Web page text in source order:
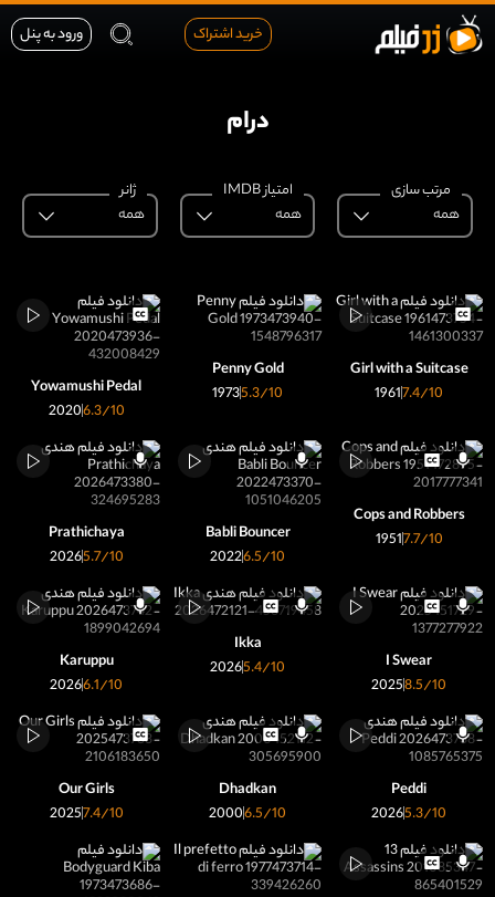
خرید اشتراک ورود به پنل
درام
مرتب سازی
همه
امتیاز IMDB
همه
ژانر
همه
Girl with a Suitcase
19617.4/10
Penny Gold
19735.3/10
Yowamushi Pedal
20206.3/10
Cops and Robbers
19517.7/10
Babli Bouncer
20226.5/10
Prathichaya
20265.7/10
I Swear
20258.5/10
Ikka
20265.4/10
Karuppu
20266.1/10
Peddi
20265.3/10
Dhadkan
20006.5/10
Our Girls
20257.4/10